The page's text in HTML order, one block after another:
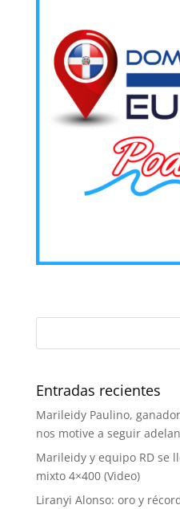
Entradas recientes
Marileidy Paulino,
nos motive a seguir
Marileidy y equipo RD se
mixto 4×400 (Video)
Liranyi Alonso: oro y